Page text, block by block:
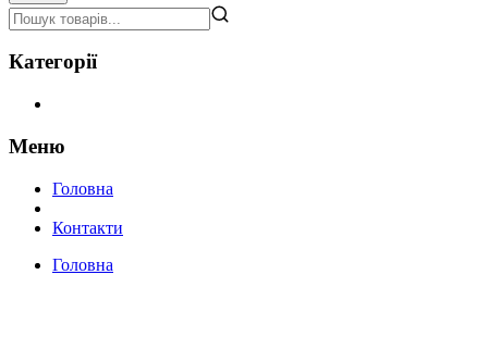
Категорії
Меню
Головна
Контакти
Головна